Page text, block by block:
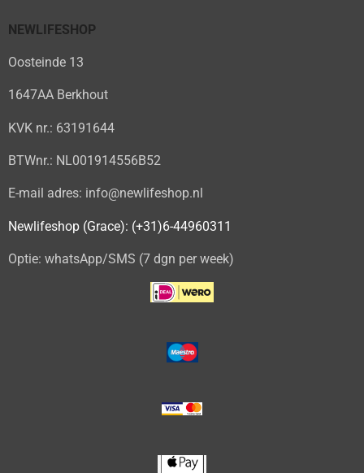
NEWLIFESHOP
Oosteinde 13
1647AA Berkhout
KVK nr.: 63191644
BTWnr.: NL001914556B52
E-mail adres: info@newlifeshop.nl
Newlifeshop (Grace): (+31)6-44960311
Optie: whatsApp/SMS (7 dgn per week)